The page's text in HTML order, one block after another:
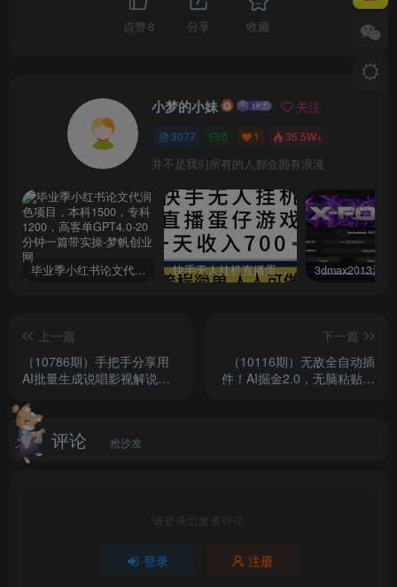
点赞 8 分享 收藏
小梦的小妹 关注
3077 0 1 35.5W+
并不是我们所有的人都会拥有浪漫
毕业季小红书论文代润色项目，本科1500，专科1200，高客单GPT4.0-20分钟一篇带实操 快手无人挂机直播蛋仔游戏，一天收入700+流程简单人人可做（送10G素材）
上一篇
（10786期）手把手分享用
AI批量生成说唱影视解说视
麻了！
下一篇
（10116期）无敌全自动插
件！AI掘金2.0，无脑粘贴复
评论 抢沙发
请登录后发表评论
登录 注册